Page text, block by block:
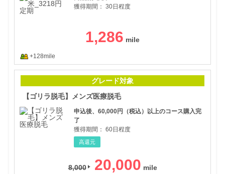
獲得期間： 30日程度
1,286
+128mile
グレード対象
【ゴリラ脱毛】メンズ医療脱毛
申込後、60,000円（税込）以上のコース購入完
了
獲得期間： 60日程度
高還元
8,000 20,000